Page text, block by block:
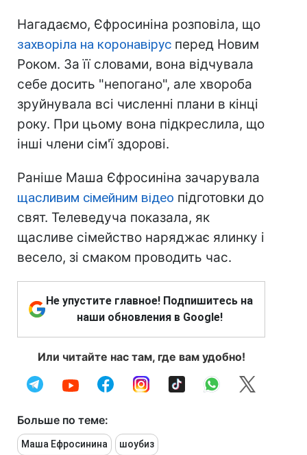
Нагадаємо, Єфросиніна розповіла, що
захворіла на коронавірус перед Новим
Роком. За її словами, вона відчувала
себе досить "непогано", але хвороба
зруйнувала всі численні плани в кінці
року. При цьому вона підкреслила, що
інші члени сім'ї здорові.
Раніше Маша Єфросиніна зачарувала
щасливим сімейним відео підготовки до
свят. Телеведуча показала, як
щасливе сімейство наряджає ялинку і
весело, зі смаком проводить час.
Не упустите главное! Подпишитесь на
наши обновления в Google!
Или читайте нас там, где вам удобно!
Больше по теме:
Маша Ефросинина шоубиз